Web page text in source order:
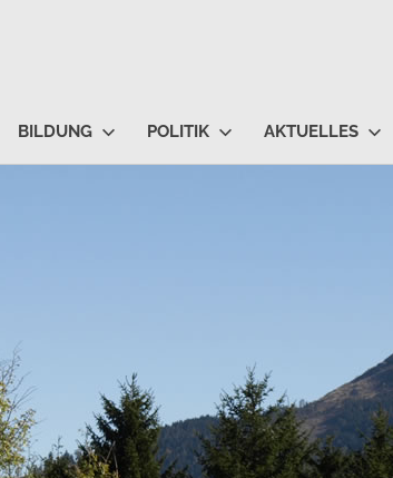
BILDUNG POLITIK AKTUELLES